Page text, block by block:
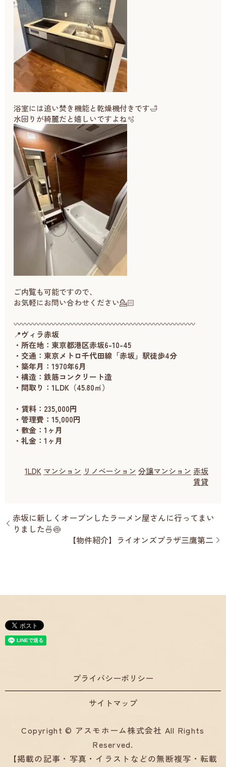
浴室には追い焚き機能と乾燥機付きです🛁
水回りが綺麗だと嬉しいですよね🫧
ご内覧も可能ですので、
お気軽にお問い合わせください💁🏻
〰〰〰〰〰〰〰〰〰〰〰〰〰〰〰〰〰〰〰〰〰〰〰〰
📍ヴィラ赤坂
・所在地：東京都港区赤坂6-10-45
・交通：東京メトロ千代田線「赤坂」駅徒歩4分
・築年月：1970年6月
・構造：鉄筋コンクリート造
・間取り：1LDK（45.80㎡）
・賃料：235,000円
・管理費：15,000円
・敷金：1ヶ月
・礼金：1ヶ月
1LDK マンション リノベーション 分譲マンション 赤坂
賃貸
赤坂に新しくオープンしたラーメン屋さんに行ってまい
りました🍜🍥
【物件紹介】ライオンズプラザ三鷹第二
プライバシーポリシー
サイトマップ
Copyright © アスモホーム株式会社 All Rights
Reserved.
【掲載の記事・写真・イラストなどの無断複写・転載